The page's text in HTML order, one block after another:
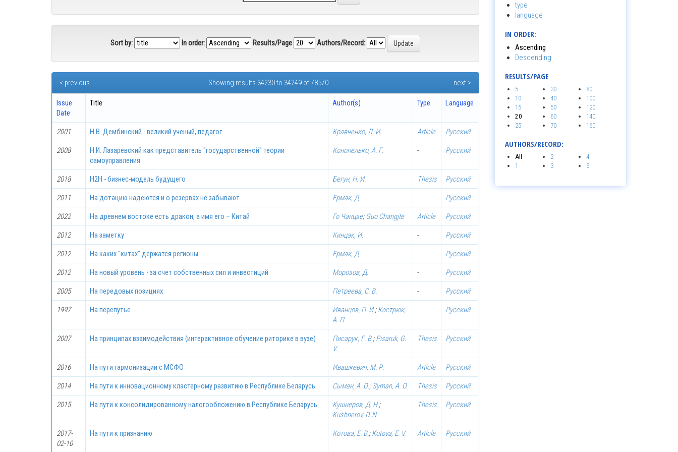
Sort by: In order: Results/Page Authors/Record:
Showing results 34230 to 34249 of 78570
< previous next >
Issue
Date
Title Author(s) Type Language
2001 Н.В. Дембинский - великий ученый, педагог Кравченко, Л. И. Article Русский
2008
Н.И. Лазаревский как представитель "государственной" теории
самоуправления
Конопелько, А. Г. - Русский
2018 Н2Н - бизнес-модель будущего Бегун, Н. И. Thesis Русский
2011 На дотацию надеются и о резервах не забывают Ермак, Д. - Русский
2022 На древнем востоке есть дракон, а имя его – Китай Го Чанцзе;Guo Changjte Article Русский
2012 На заметку Кинцак, И. - Русский
2012 На каких "китах" держатся регионы Ермак, Д. - Русский
2012 На новый уровень - за счет собственных сил и инвестиций Морозов, Д. - Русский
2005 На передовых позициях Петреева, С. В. - Русский
1997 На перепутье Иванцов, П. И.;Кострюк,
А. П.
- Русский
2007 На принципах взаимодействия (интерактивное обучение риторике в вузе) Писарук, Г. В.;Pisaruk, G.
V.
Thesis Русский
2016 На пути гармонизации с МСФО Ивашкевич, М. Р. Article Русский
2014 На пути к инновационному кластерному развитию в Республике Беларусь Сыман, А. О.;Syman, A. O. Thesis Русский
2015 На пути к консолидированному налогообложению в Республике Беларусь Кушнеров, Д. Н.;
Kushnerov, D. N.
Thesis Русский
2017-
02-10
На пути к признанию Котова, Е. В.;Kotova, E. V. Article Русский
type
language
IN ORDER:
Ascending
Descending
RESULTS/PAGE
5
10
15
20
25
30
40
50
60
70
80
100
120
140
160
AUTHORS/RECORD:
All
1
2
3
4
5